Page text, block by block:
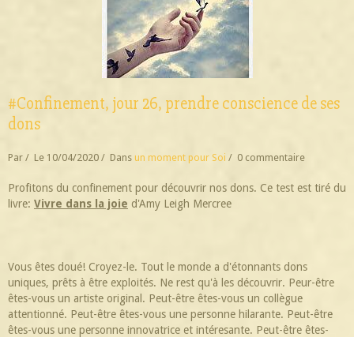
#Confinement, jour 26, prendre conscience de ses
dons
Par Le 10/04/2020 Dans un moment pour Soi 0 commentaire
Profitons du confinement pour découvrir nos dons. Ce test est tiré du
livre: Vivre dans la joie d'Amy Leigh Mercree
Vous êtes doué! Croyez-le. Tout le monde a d'étonnants dons
uniques, prêts à être exploités. Ne rest qu'à les découvrir. Peur-être
êtes-vous un artiste original. Peut-être êtes-vous un collègue
attentionné. Peut-être êtes-vous une personne hilarante. Peut-être
êtes-vous une personne innovatrice et intéresante. Peut-être êtes-